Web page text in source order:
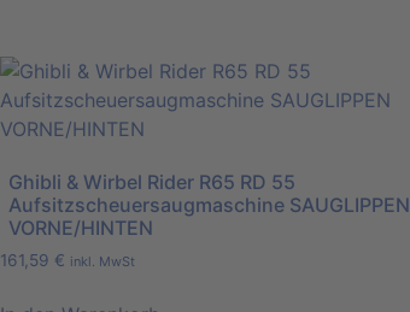
Ghibli & Wirbel Rider R65 RD 55
Aufsitzscheuersaugmaschine SAUGLIPPEN
VORNE/HINTEN
161,59 € inkl. MwSt